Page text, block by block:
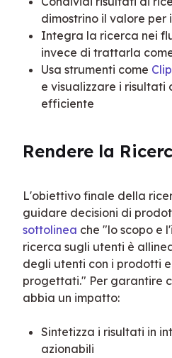
dimostrino il valore per
Integra la ricerca nei
invece di trattarla
Usa strumenti come
e visualizzare i risultati
efficiente
Rendere la
L'obiettivo finale della
guidare decisioni di
sottolinea che "lo scopo e
ricerca sugli utenti è
degli utenti con i prodotti
progettati." Per garantire
abbia un impatto:
Sintetizza i risultati in
azionabili